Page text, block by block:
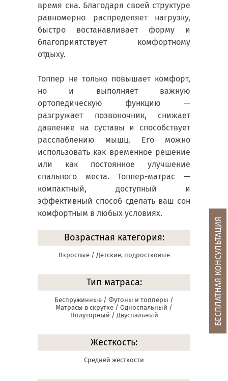
время сна. Благодаря своей структуре
равномерно распределяет нагрузку,
быстро востанавливает форму и
благоприятствует комфортному
отдыху.
Топпер не только повышает комфорт,
но и выполняет важную
ортопедическую функцию —
разгружает позвоночник, снижает
давление на суставы и способствует
расслаблению мышц. Его можно
использовать как временное решение
или как постоянное улучшение
спального места. Топпер-матрас —
компактный, доступный и
эффективный способ сделать ваш сон
комфортным в любых условиях.
Возрастная категория:
Взрослые / Детские, подростковые
Тип матраса:
Беспружинные / Футоны и топперы /
Матрасы в скрутке / Односпальный /
Полуторный / Двуспальный
Жесткость:
Средней жесткости
БЕСПЛАТНАЯ КОНСУЛЬТАЦИЯ